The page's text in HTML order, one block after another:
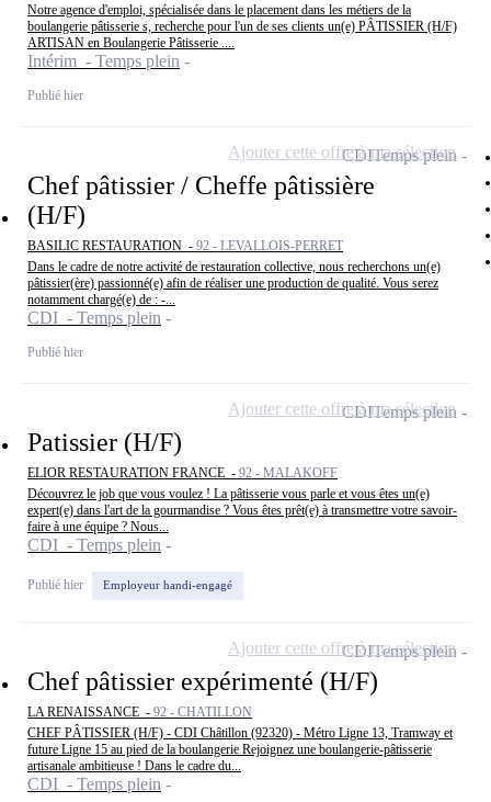
Notre agence d'emploi, spécialisée dans le placement dans les métiers de la
boulangerie pâtisserie s, recherche pour l'un de ses clients un(e) PÂTISSIER (H/F)
ARTISAN en Boulangerie Pâtisserie ....
Intérim - Temps plein
Publié hier
Chef pâtissier / Cheffe pâtissière
(H/F)
BASILIC RESTAURATION - 92 - LEVALLOIS-PERRET
Dans le cadre de notre activité de restauration collective, nous recherchons un(e)
pâtissier(ère) passionné(e) afin de réaliser une production de qualité. Vous serez
notamment chargé(e) de : -...
CDI - Temps plein
Publié hier
CDITemps plein
Ajouter cette offre à ma sélection
Patissier (H/F)
ELIOR RESTAURATION FRANCE - 92 - MALAKOFF
Découvrez le job que vous voulez ! La pâtisserie vous parle et vous êtes un(e)
expert(e) dans l'art de la gourmandise ? Vous êtes prêt(e) à transmettre votre savoir-
faire à une équipe ? Nous...
CDI - Temps plein
Publié hier Employeur handi-engagé
CDITemps plein
Ajouter cette offre à ma sélection
Chef pâtissier expérimenté (H/F)
LA RENAISSANCE - 92 - CHATILLON
CHEF PÂTISSIER (H/F) - CDI Châtillon (92320) - Métro Ligne 13, Tramway et
future Ligne 15 au pied de la boulangerie Rejoignez une boulangerie-pâtisserie
artisanale ambitieuse ! Dans le cadre du...
CDI - Temps plein
CDITemps plein
Ajouter cette offre à ma sélection